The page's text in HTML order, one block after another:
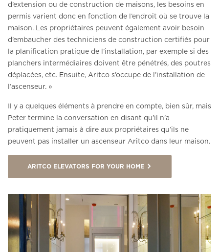
d’extension ou de construction de maisons, les besoins en
permis varient donc en fonction de l’endroit où se trouve la
maison. Les propriétaires peuvent également avoir besoin
d’embaucher des techniciens de construction certifiés pour
la planification pratique de l’installation, par exemple si des
planchers intermédiaires doivent être pénétrés, des poutres
déplacées, etc. Ensuite, Aritco s’occupe de l’installation de
l’ascenseur. »
Il y a quelques éléments à prendre en compte, bien sûr, mais
Peter termine la conversation en disant qu’il n’a
pratiquement jamais à dire aux propriétaires qu’ils ne
peuvent pas installer un ascenseur Aritco dans leur maison.
ARITCO ELEVATORS FOR YOUR HOME